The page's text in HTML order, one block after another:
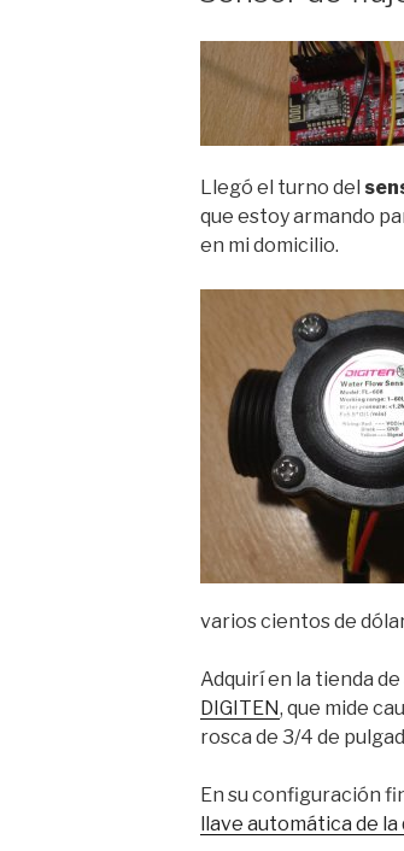
Llegó el turno del
que estoy armando
en mi domicilio.
varios cientos de
Adquirí en la tienda
DIGITEN, que mide
rosca de 3/4 de
En su configuración
llave automática de